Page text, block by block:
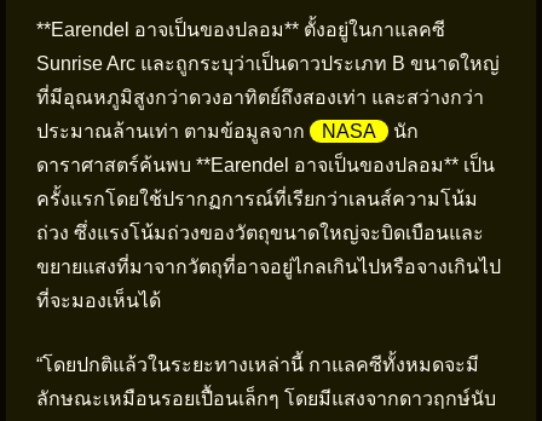
**Earendel อาจเป็นของปลอม** ตั้งอยู่ในกาแลคซี
Sunrise Arc และถูกระบุว่าเป็นดาวประเภท B ขนาดใหญ่
ที่มีอุณหภูมิสูงกว่าดวงอาทิตย์ถึงสองเท่า และสว่างกว่า
ประมาณล้านเท่า ตามข้อมูลจาก
NASA
นัก
ดาราศาสตร์ค้นพบ **Earendel อาจเป็นของปลอม** เป็น
ครั้งแรกโดยใช้ปรากฏการณ์ที่เรียกว่าเลนส์ความโน้ม
ถ่วง ซึ่งแรงโน้มถ่วงของวัตถุขนาดใหญ่จะบิดเบือนและ
ขยายแสงที่มาจากวัตถุที่อาจอยู่ไกลเกินไปหรือจางเกินไป
ที่จะมองเห็นได้
“โดยปกติแล้วในระยะทางเหล่านี้ กาแลคซีทั้งหมดจะมี
ลักษณะเหมือนรอยเปื้อนเล็กๆ โดยมีแสงจากดาวฤกษ์นับ